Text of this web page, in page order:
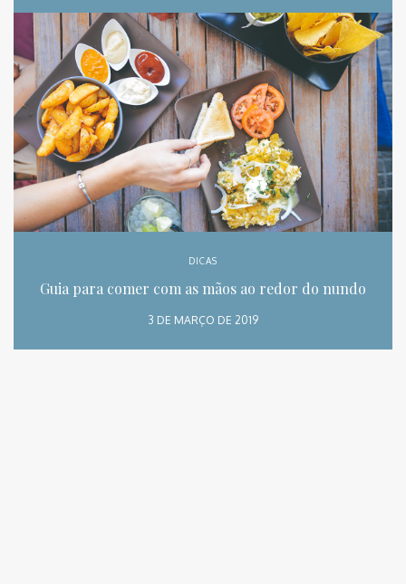
DICAS
Guia para comer com as mãos ao redor do nundo
3 DE MARÇO DE 2019